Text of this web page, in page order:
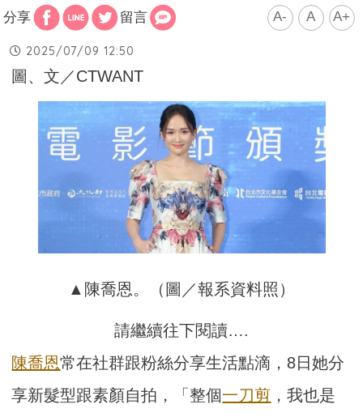
分享 留言 A- A A+
2025/07/09 12:50
圖、文／CTWANT
▲陳喬恩。（圖／報系資料照）
請繼續往下閱讀….
陳喬恩常在社群跟粉絲分享生活點滴，8日她分
享新髮型跟素顏自拍，「整個一刀剪 ，我也是